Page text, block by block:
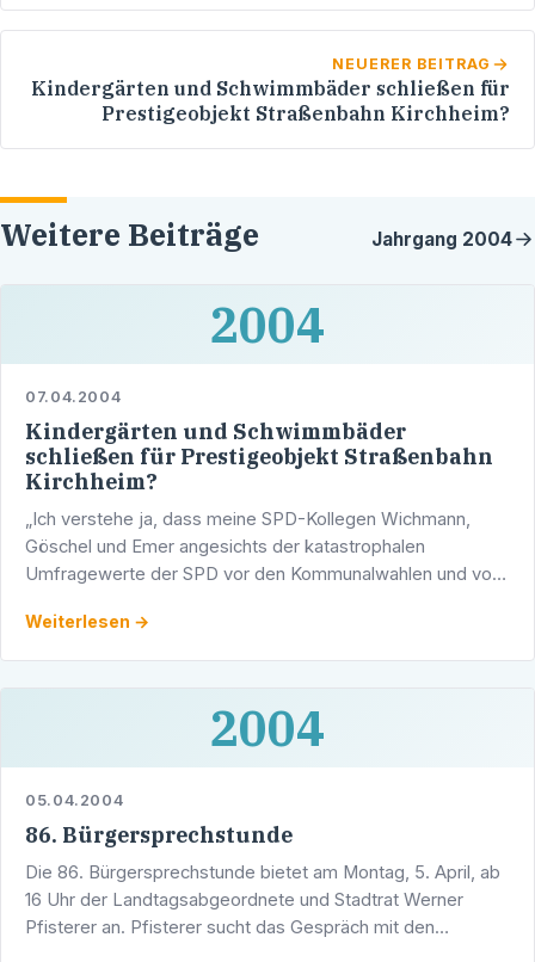
NEUERER BEITRAG
Kindergärten und Schwimmbäder schließen für
Prestigeobjekt Straßenbahn Kirchheim?
Weitere Beiträge Jahrgang 2004
2004
07.04.2004
Kindergärten und Schwimmbäder
schließen für Prestigeobjekt Straßenbahn
Kirchheim?
„Ich verstehe ja, dass meine SPD-Kollegen Wichmann,
Göschel und Emer angesichts der katastrophalen
Umfragewerte der SPD vor den Kommunalwahlen und vor
Weiterlesen →
2004
05.04.2004
86. Bürgersprechstunde
Die 86. Bürgersprechstunde bietet am Montag, 5. April, ab
16 Uhr der Landtagsabgeordnete und Stadtrat Werner
Pfisterer an. Pfisterer sucht das Gespräch mit den